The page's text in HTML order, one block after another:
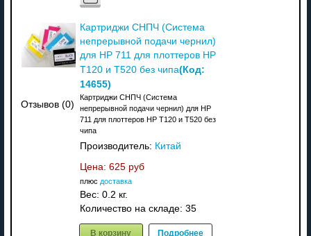
Отзывов (0)
Картриджи СНПЧ (Система
непрерывной подачи чернил)
для HP 711 для плоттеров HP
T120 и T520 без чипа(Код:
14655)
Картриджи СНПЧ (Система
непрерывной подачи чернил) для HP
711 для плоттеров HP T120 и T520 без
чипа
Производитель: Китай
Цена: 625 руб
плюс доставка
Вес: 0.2 кг.
Количество на складе: 35
В корзину Подробнее